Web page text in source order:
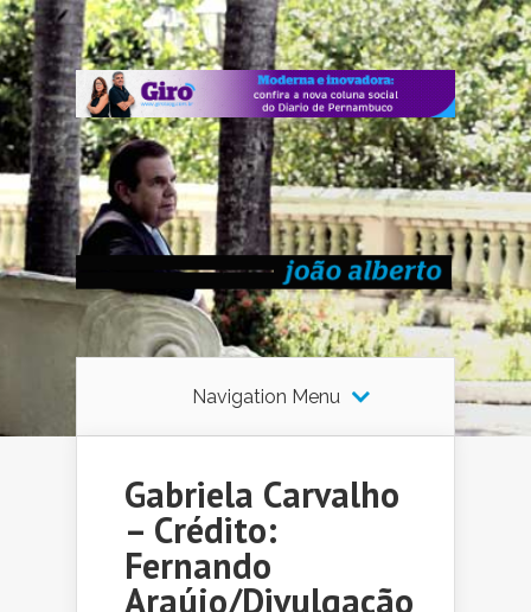
Navigation Menu
Gabriela Carvalho
– Crédito:
Fernando
Araújo/Divulgação